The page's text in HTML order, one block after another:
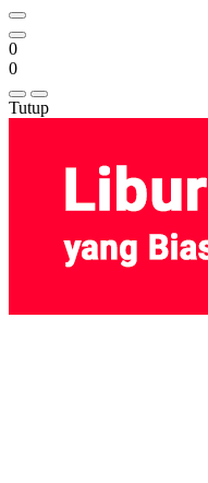
0
0
Tutup